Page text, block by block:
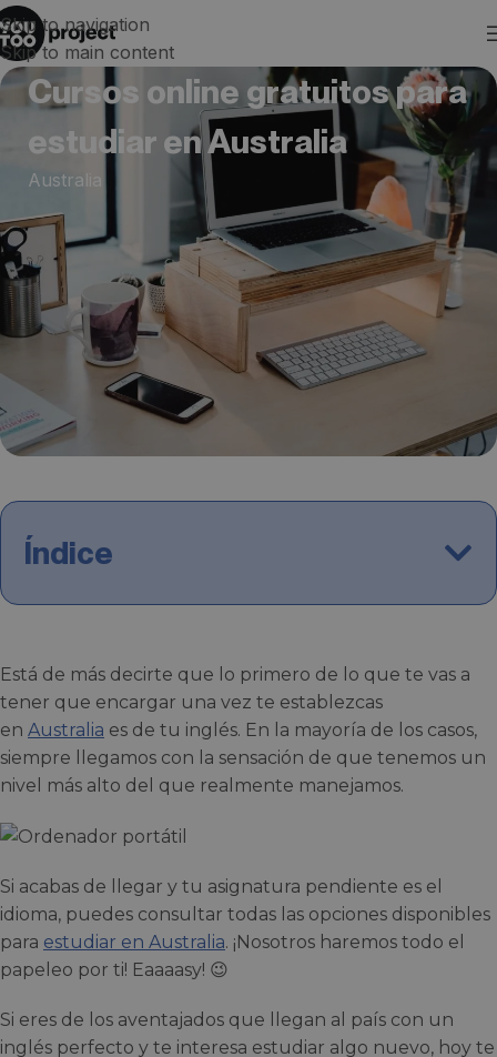
Skip to navigation
Skip to main content
Cursos online gratuitos para
estudiar en Australia
Australia
Índice
Está de más decirte que lo primero de lo que te vas a
tener que encargar una vez te establezcas
en Australia es de tu inglés. En la mayoría de los casos,
siempre llegamos con la sensación de que tenemos un
nivel más alto del que realmente manejamos.
Si acabas de llegar y tu asignatura pendiente es el
idioma, puedes consultar todas las opciones disponibles
para estudiar en Australia. ¡Nosotros haremos todo el
papeleo por ti! Eaaaasy! 😉
Si eres de los aventajados que llegan al país con un
inglés perfecto y te interesa estudiar algo nuevo, hoy te